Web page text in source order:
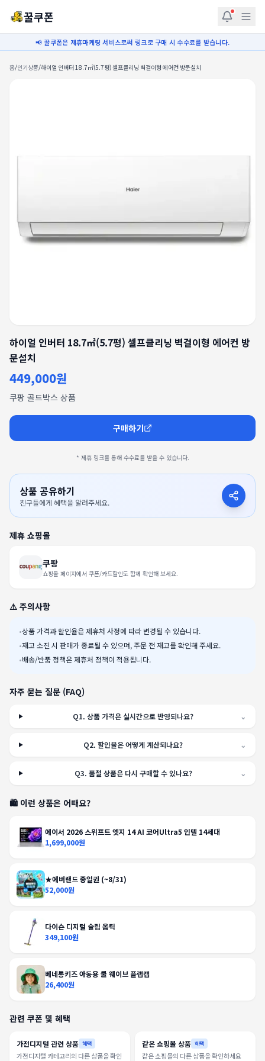
꿀쿠폰
📢 꿀쿠폰은 제휴마케팅 서비스로써 링크로 구매 시 수수료를 받습니다.
홈/인기상품/하이얼 인버터 18.7㎡(5.7평) 셀프클리닝 벽걸이형 에어컨 방문설치
하이얼 인버터 18.7㎡(5.7평) 셀프클리닝 벽걸이형 에어컨 방
문설치
449,000원
쿠팡 골드박스 상품
구매하기
* 제휴 링크를 통해 수수료를 받을 수 있습니다.
상품 공유하기
친구들에게 혜택을 알려주세요.
제휴 쇼핑몰
쿠팡
쇼핑몰 페이지에서 쿠폰/카드할인도 함께 확인해 보세요.
⚠️ 주의사항
•상품 가격과 할인율은 제휴처 사정에 따라 변경될 수 있습니다.
•재고 소진 시 판매가 종료될 수 있으며, 주문 전 재고를 확인해 주세요.
•배송/반품 정책은 제휴처 정책이 적용됩니다.
자주 묻는 질문 (FAQ)
Q1.상품 가격은 실시간으로 반영되나요? ⌄
Q2.할인율은 어떻게 계산되나요? ⌄
Q3. 품절 상품은 다시 구매할 수 있나요? ⌄
🛍️ 이런 상품은 어때요?
에이서 2026 스위프트 엣지 14 AI 코어Ultra5 인텔 14세대
1,699,000원
★에버랜드 종일권 (~8/31)
52,000원
다이슨 디지털 슬림 옵틱
349,100원
베네통키즈 아동용 쿨 웨이브 플랩캡
26,400원
관련 쿠폰 및 혜택
가전디지털 관련 상품 혜택
가전디지털 카테고리의 다른 상품을 확인
같은 쇼핑몰 상품 혜택
같은 쇼핑몰의 다른 상품을 확인하세요